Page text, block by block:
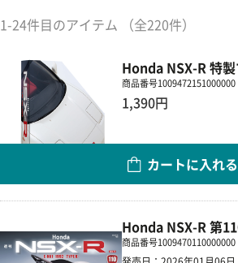
1-24件目のアイテム （全220件）
Honda NSX-R 特
商品番号1009472151000000
1,390円
カートに入れる
Honda NSX-R 第
商品番号1009470110000000